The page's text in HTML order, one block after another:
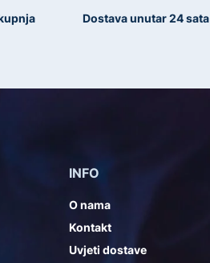
Dostava unutar 24 sata
INFO
O nama
Kontakt
Uvjeti dostave